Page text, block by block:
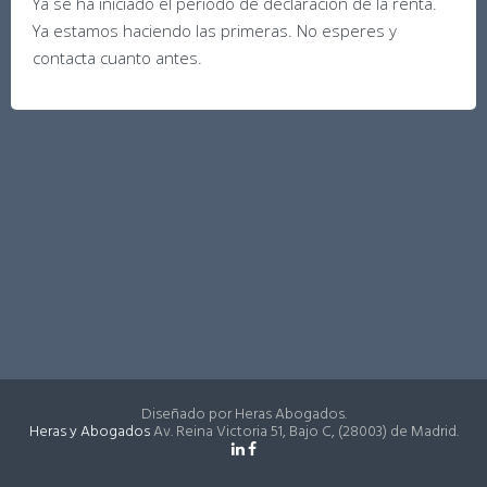
Ya estamos haciendo las primeras. No esperes y
contacta cuanto antes.
Diseñado por Heras Abogados.
Heras y AbogadosAv. Reina Victoria 51, Bajo C, (28003) de Madrid.